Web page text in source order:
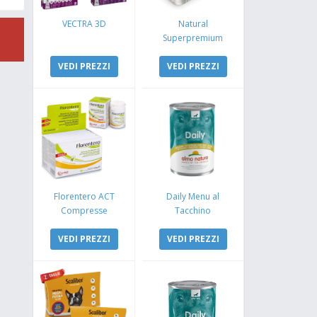
VECTRA 3D
VEDI PREZZI
Natural
Superpremium
Coniglio e Mela
VEDI PREZZI
Florentero ACT
Compresse
VEDI PREZZI
Daily Menu al
Tacchino
VEDI PREZZI